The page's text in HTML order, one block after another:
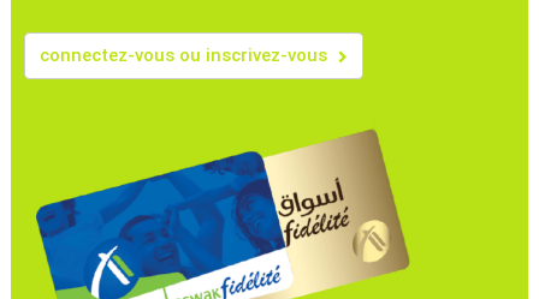
connectez-vous ou inscrivez-vous